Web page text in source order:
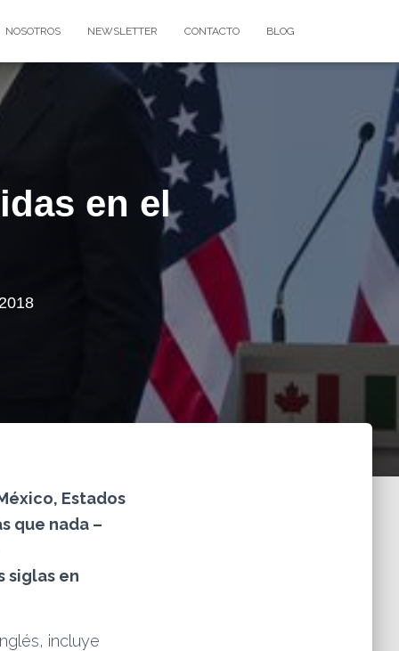
NOSOTROS NEWSLETTER CONTACTO BLOG
en el
Estados
que nada –
siglas en
incluye